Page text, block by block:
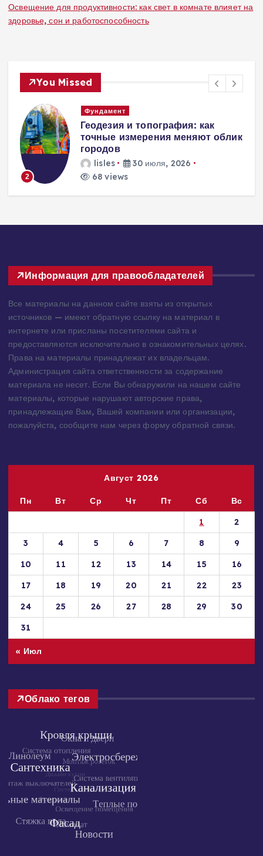
Освещение для продуктивности: как свет в комнате влияет на
здоровье, сон и работоспособность
You Missed
Вентиляция
Вентиляция
энергоэффективного дома:
современные инженерные
решения для пассивного
домостроения
Информация для правообладателей
Все материалы на данном сайте взяты из открытых
источников — имеют обратную ссылку на материал в
интернете или присланы посетителями сайта и
предоставляются исключительно в ознакомительных целях.
Права на материалы принадлежат их владельцам.
Администрация сайта ответственности за содержание
материала не несет. Если Вы обнаружили на нашем сайте
материалы, которые нарушают авторские права,
Август 2026
Сб
Вс
1
2
3
4 5 6 7 8
9
10
11 12 13 14 15
16
17
18 19 20 21 22
23
24
31